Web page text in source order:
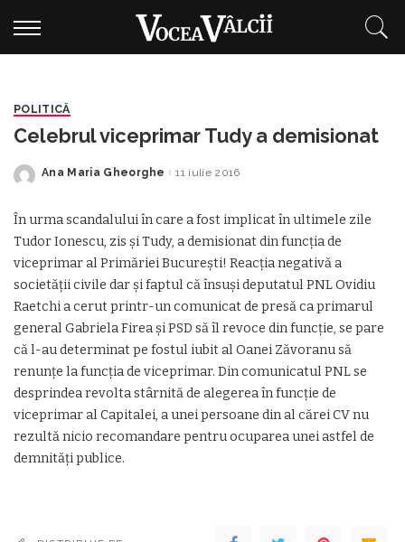
POLITICĂ
Celebrul viceprimar Tudy a demisionat
Posted
Ana Maria Gheorghe 11 iulie 2016
În urma scandalului în care a fost implicat în ultimele zile
Tudor Ionescu, zis şi Tudy, a demisionat din funcția de
viceprimar al Primăriei București! Reacţia negativă a
societăţii civile dar şi faptul că însuşi deputatul PNL Ovidiu
Raetchi a cerut printr-un comunicat de presă ca primarul
general Gabriela Firea şi PSD să îl revoce din funcţie, se pare
că l-au determinat pe fostul iubit al Oanei Zăvoranu să
renunţe la funcţia de viceprimar. Din comunicatul PNL se
desprindea revolta stârnită de alegerea în funcţie de
viceprimar al Capitalei, a unei persoane din al cărei CV nu
rezultă nicio recomandare pentru ocuparea unei astfel de
demnităţi publice.